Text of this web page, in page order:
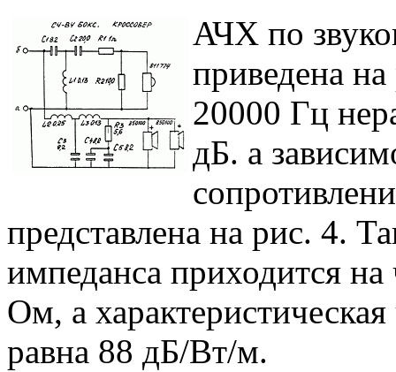
АЧХ по
приведена
20000 Гц
дБ. а
представлена на рис. 4.
импеданса приходится на
Ом, а
равна 88 дБ/Вт/м.